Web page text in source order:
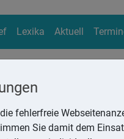
Lexika Aktuell
fehlerfreie
Sie damit dem